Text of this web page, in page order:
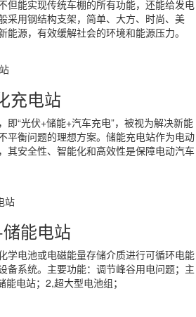
但能实现传统车棚的所有功能，还能给发电
采用钢结构支架，简单、大方、时尚、美
能源，有效缓解社会的环境和能源压力。
充电站
即“光伏+储能+汽车充电”，被视为解决新能
平衡问题的理想方案。储能充电站作为电动
其安全性、智能化和高效性是保障电动汽车
能电站
学电池或电磁能量存储介质进行可循环电能
备系统。主要功能：调节峰谷用电问题；主
电站；2,超大型电池组；